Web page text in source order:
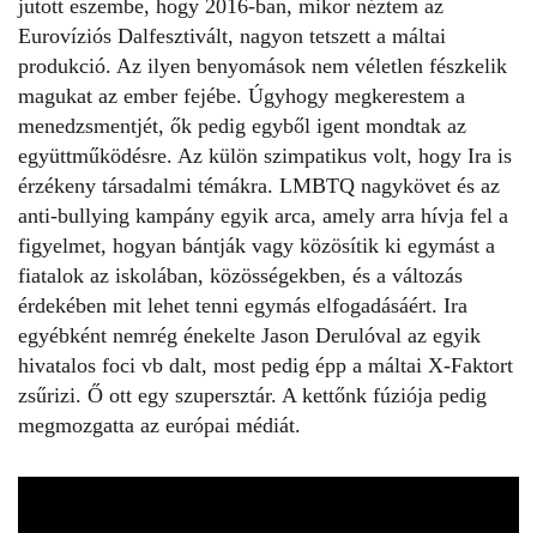
jutott eszembe, hogy 2016-ban, mikor néztem az
Eurovíziós Dalfesztivált, nagyon tetszett a máltai
produkció. Az ilyen benyomások nem véletlen fészkelik
magukat az ember fejébe. Úgyhogy megkerestem a
menedzsmentjét, ők pedig egyből igent mondtak az
együttműködésre. Az külön szimpatikus volt, hogy Ira is
érzékeny társadalmi témákra. LMBTQ nagykövet és az
anti-bullying kampány egyik arca, amely arra hívja fel a
figyelmet, hogyan bántják vagy közösítik ki egymást a
fiatalok az iskolában, közösségekben, és a változás
érdekében mit lehet tenni egymás elfogadásáért. Ira
egyébként nemrég énekelte Jason Derulóval az egyik
hivatalos foci vb dalt, most pedig épp a máltai X-Faktort
zsűrizi. Ő ott egy szupersztár. A kettőnk fúziója pedig
megmozgatta az európai médiát.